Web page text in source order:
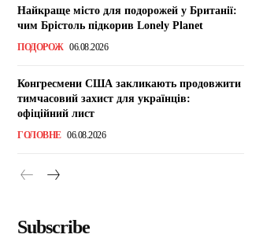
Найкраще місто для подорожей у Британії:
чим Брістоль підкорив Lonely Planet
ПОДОРОЖ 06.08.2026
Конгресмени США закликають продовжити
тимчасовий захист для українців:
офіційний лист
ГОЛОВНЕ 06.08.2026
Subscribe